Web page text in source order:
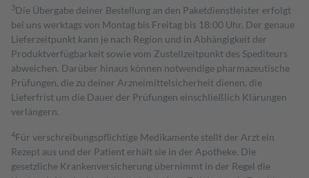
3Die Übergabe deiner Bestellung an den Paketdienstleister erfolgt
bei uns werktags von Montag bis Freitag bis 18:00 Uhr. Der genaue
Lieferzeitpunkt kann je nach Region und in Abhängigkeit der
Produktverfügbarkeit sowie vom Zustellzeitpunkt des Spediteurs
abweichen. Darüber hinaus können notwendige pharmazeutische
Prüfungen, die zu deiner Arzneimittelsicherheit dienen, die
Lieferfrist um die Dauer der Prüfungen einschließlich Klärungen
verlängern.
4Für verschreibungspflichtige Medikamente stellt der Arzt ein
Rezept aus und der Patient erhält sie in der Apotheke. Die
gesetzliche Krankenversicherung übernimmt in der Regel die